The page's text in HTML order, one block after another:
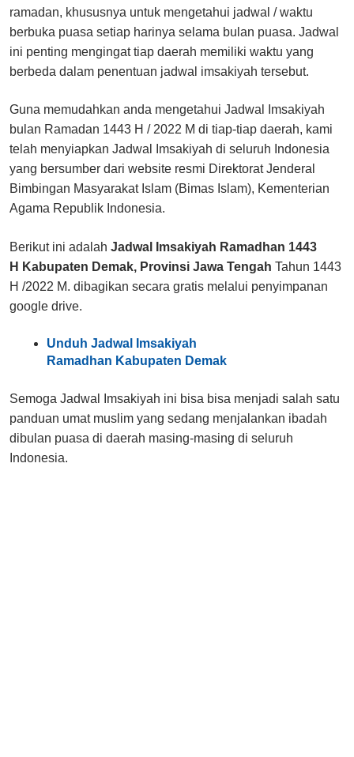
ramadan, khususnya untuk mengetahui jadwal / waktu
berbuka puasa setiap harinya selama bulan puasa. Jadwal
ini penting mengingat tiap daerah memiliki waktu yang
berbeda dalam penentuan jadwal imsakiyah tersebut.
Guna memudahkan anda mengetahui Jadwal Imsakiyah
bulan Ramadan 1443 H / 2022 M di tiap-tiap daerah, kami
telah menyiapkan Jadwal Imsakiyah di seluruh Indonesia
yang bersumber dari website resmi Direktorat Jenderal
Bimbingan Masyarakat Islam (Bimas Islam), Kementerian
Agama Republik Indonesia.
Berikut ini adalah Jadwal Imsakiyah Ramadhan 1443
H Kabupaten Demak, Provinsi Jawa Tengah Tahun 1443
H /2022 M. dibagikan secara gratis melalui penyimpanan
google drive.
Unduh Jadwal Imsakiyah
Ramadhan Kabupaten Demak
Semoga Jadwal Imsakiyah ini bisa bisa menjadi salah satu
panduan umat muslim yang sedang menjalankan ibadah
dibulan puasa di daerah masing-masing di seluruh
Indonesia.